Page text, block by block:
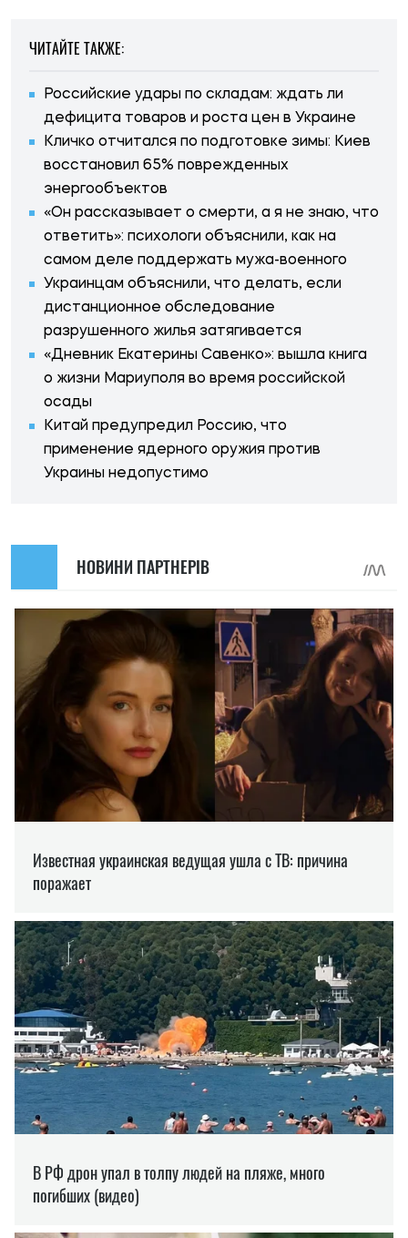
ЧИТАЙТЕ ТАКЖЕ:
Российские удары по складам: ждать ли
дефицита товаров и роста цен в Украине
Кличко отчитался по подготовке зимы: Киев
восстановил 65% поврежденных
энергообъектов
«Он рассказывает о смерти, а я не знаю, что
ответить»: психологи объяснили, как на
самом деле поддержать мужа-военного
Украинцам объяснили, что делать, если
дистанционное обследование
разрушенного жилья затягивается
«Дневник Екатерины Савенко»: вышла книга
о жизни Мариуполя во время российской
осады
Китай предупредил Россию, что
применение ядерного оружия против
Украины недопустимо